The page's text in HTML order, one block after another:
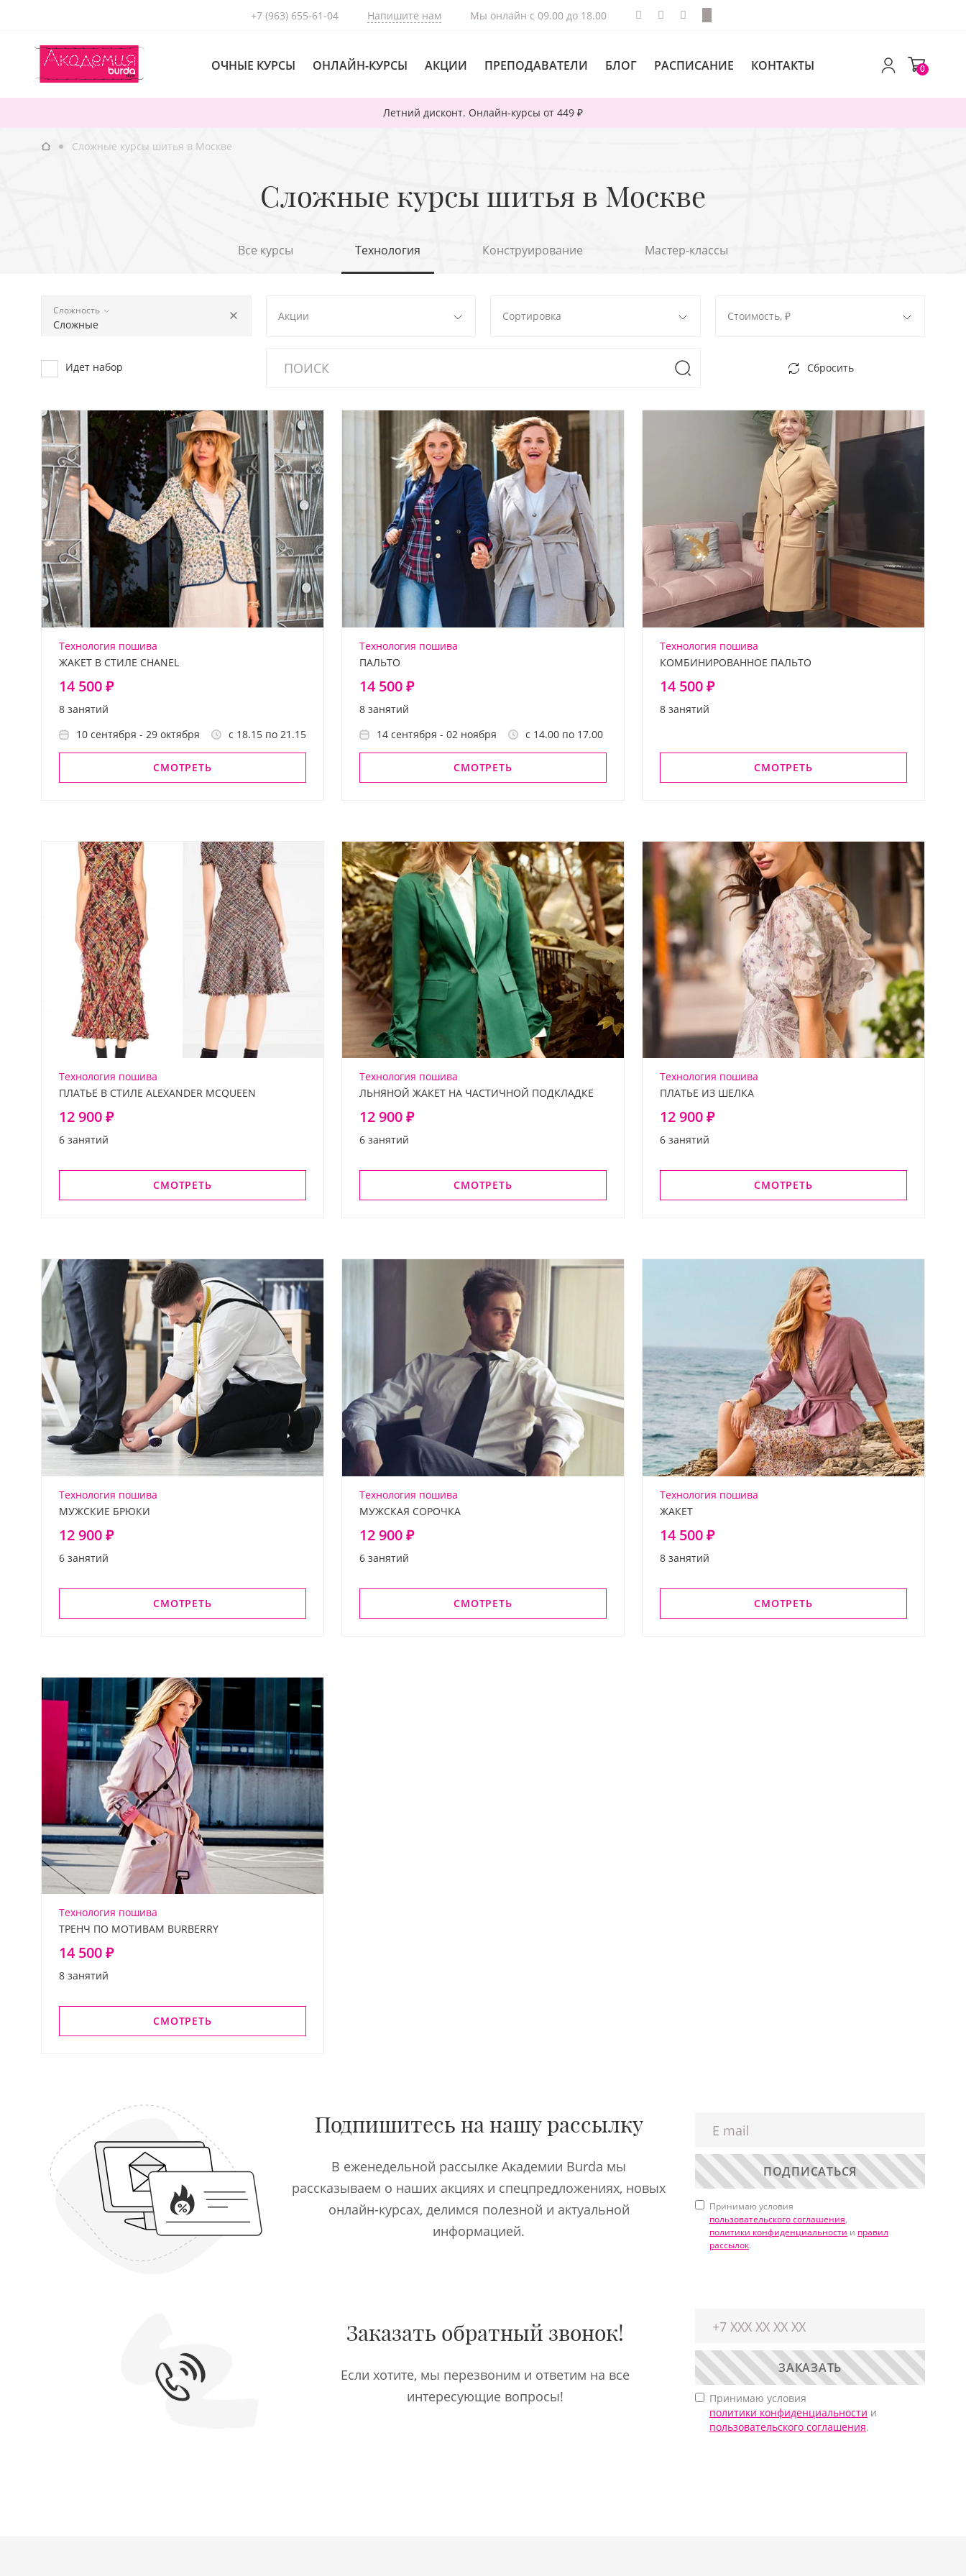
Летний дисконт. Онлайн-курсы от 449 ₽
+7 (963) 655-61-04 Напишите нам Мы онлайн с 09.00 до 18.00
ОЧНЫЕ КУРСЫ ОНЛАЙН-КУРСЫ АКЦИИ ПРЕПОДАВАТЕЛИ БЛОГ РАСПИСАНИЕ КОНТАКТЫ 0
Сложные курсы шитья в Москве
Сложные курсы шитья в Москве
Все курсы Технология Конструирование Мастер-классы
Сложность
Сложные
Акции Сортировка Стоимость, ₽
Идет набор Сбросить
Технология пошива
ЖАКЕТ В СТИЛЕ CHANEL
14 500 ₽
8 занятий
10 сентября - 29 октября
с 18.15 по 21.15
СМОТРЕТЬ
Технология пошива
ПАЛЬТО
14 500 ₽
8 занятий
14 сентября - 02 ноября
с 14.00 по 17.00
СМОТРЕТЬ
Технология пошива
КОМБИНИРОВАННОЕ ПАЛЬТО
14 500 ₽
8 занятий
СМОТРЕТЬ
Технология пошива
ПЛАТЬЕ В СТИЛЕ ALEXANDER MCQUEEN
12 900 ₽
6 занятий
СМОТРЕТЬ
Технология пошива
ЛЬНЯНОЙ ЖАКЕТ НА ЧАСТИЧНОЙ ПОДКЛАДКЕ
12 900 ₽
6 занятий
СМОТРЕТЬ
Технология пошива
ПЛАТЬЕ ИЗ ШЕЛКА
12 900 ₽
6 занятий
СМОТРЕТЬ
Технология пошива
МУЖСКИЕ БРЮКИ
12 900 ₽
6 занятий
СМОТРЕТЬ
Технология пошива
МУЖСКАЯ СОРОЧКА
12 900 ₽
6 занятий
СМОТРЕТЬ
Технология пошива
ЖАКЕТ
14 500 ₽
8 занятий
СМОТРЕТЬ
Технология пошива
ТРЕНЧ ПО МОТИВАМ BURBERRY
14 500 ₽
8 занятий
СМОТРЕТЬ
Подпишитесь на нашу рассылку
В еженедельной рассылке Академии Burda мы
рассказываем о наших акциях и спецпредложениях, новых
онлайн-курсах, делимся полезной и актуальной
информацией.
ПОДПИСАТЬСЯ
Принимаю условия
пользовательского соглашения,
политики конфиденциальности и правил
рассылок.
Заказать обратный звонок!
Если хотите, мы перезвоним и ответим на все
интересующие вопросы!
ЗАКАЗАТЬ
Принимаю условия
политики конфиденциальности и
пользовательского соглашения.